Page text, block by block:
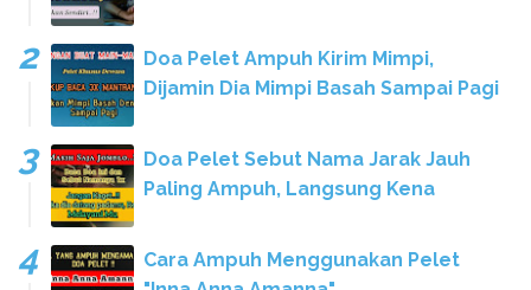
Doa Pelet Ampuh Kirim Mimpi,
Dijamin Dia Mimpi Basah Sampai Pagi
Doa Pelet Sebut Nama Jarak Jauh
Paling Ampuh, Langsung Kena
Cara Ampuh Menggunakan Pelet